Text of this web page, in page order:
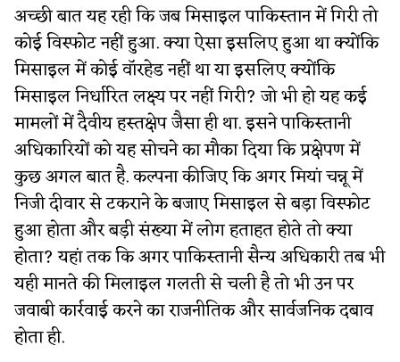
अच्छी बात यह रही कि जब मिसाइल पाकिस्तान में गिरी तो
कोई विस्फोट नहीं हुआ. क्या ऐसा इसलिए हुआ था क्योंकि
मिसाइल में कोई वॉरहेड नहीं था या इसलिए क्योंकि
मिसाइल निर्धारित लक्ष्य पर नहीं गिरी? जो भी हो यह कई
मामलों में दैवीय हस्तक्षेप जैसा ही था. इसने पाकिस्तानी
अधिकारियों को यह सोचने का मौका दिया कि प्रक्षेपण में
कुछ अगल बात है. कल्पना कीजिए कि अगर मियां चन्नू में
निजी दीवार से टकराने के बजाए मिसाइल से बड़ा विस्फोट
हुआ होता और बड़ी संख्या में लोग हताहत होते तो क्या
होता? यहां तक कि अगर पाकिस्तानी सैन्य अधिकारी तब भी
यही मानते की मिलाइल गलती से चली है तो भी उन पर
जवाबी कार्रवाई करने का राजनीतिक और सार्वजनिक दबाव
होता ही.